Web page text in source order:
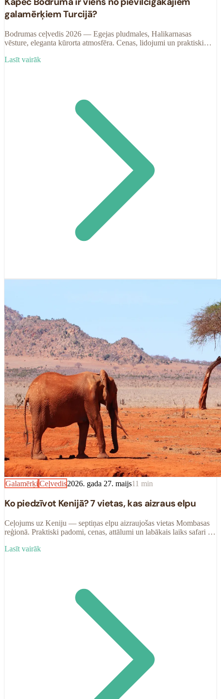
galamērķiem Turcijā?
Bodrumas ceļvedis 2026 — Egejas pludmales, Halikarnasas
vēsture, eleganta kūrorta atmosfēra. Cenas, lidojumi un praktiski
Lasīt vairāk
Galamērķi Ceļvedis2026. gada 27. maijs11 min
Ko piedzīvot Kenijā? 7 vietas, kas aizraus elpu
Ceļojums uz Keniju — septiņas elpu aizraujošas vietas Mombasas
reģionā. Praktiski padomi, cenas, attālumi un labākais laiks safari un
Lasīt vairāk